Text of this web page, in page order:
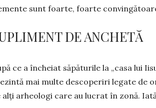
sunt foarte, foarte
DE ANCHETĂ
ce a încheiat săpăturile la „casa lui
mai multe descoperiri legate de
alți arheologi care au lucrat în zonă.